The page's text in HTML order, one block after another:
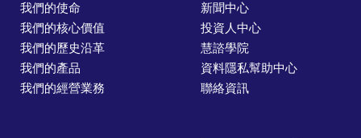
我們的使命
我們的核心價值
我們的歷史沿革
我們的產品
我們的經營業務
新聞中心
投資人中心
慧諮學院
資料隱私幫助中心
聯絡資訊